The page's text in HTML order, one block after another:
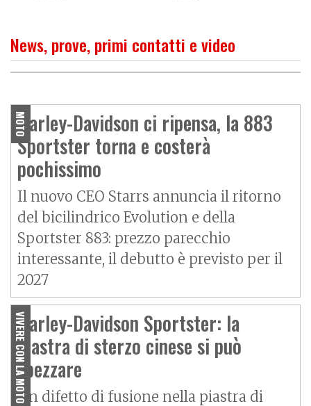
News, prove, primi contatti e video
OLa Sportster più sportiva
MOTO
Harley-Davidson ci ripensa, la 883
Sportster torna e costerà
pochissimo
Il nuovo CEO Starrs annuncia il ritorno
del bicilindrico Evolution e della
Sportster 883: prezzo parecchio
interessante, il debutto è previsto per il
2027
VIVERE CON LA MOTO
Harley-Davidson Sportster: la
piastra di sterzo cinese si può
spezzare
Un difetto di fusione nella piastra di